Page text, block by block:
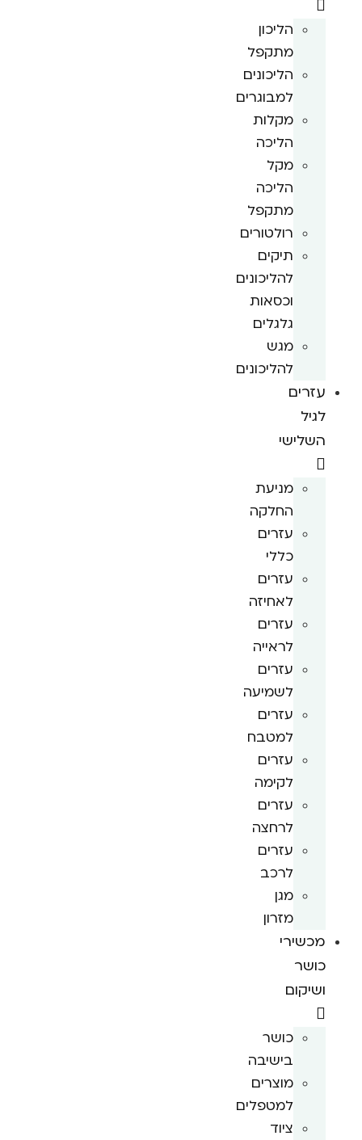
הליכון
מתקפל
הליכונים
למבוגרים
מקלות
הליכה
מקל
הליכה
מתקפל
רולטורים
תיקים
להליכונים
וכסאות
גלגלים
מגש
להליכונים
עזרים
לגיל
השלישי
מניעת
החלקה
עזרים
כללי
עזרים
לאחיזה
עזרים
לראייה
עזרים
לשמיעה
עזרים
למטבח
עזרים
לקימה
עזרים
לרחצה
עזרים
לרכב
מגן
מזרון
מכשירי
כושר
ושיקום
כושר
בישיבה
מוצרים
למטפלים
ציוד